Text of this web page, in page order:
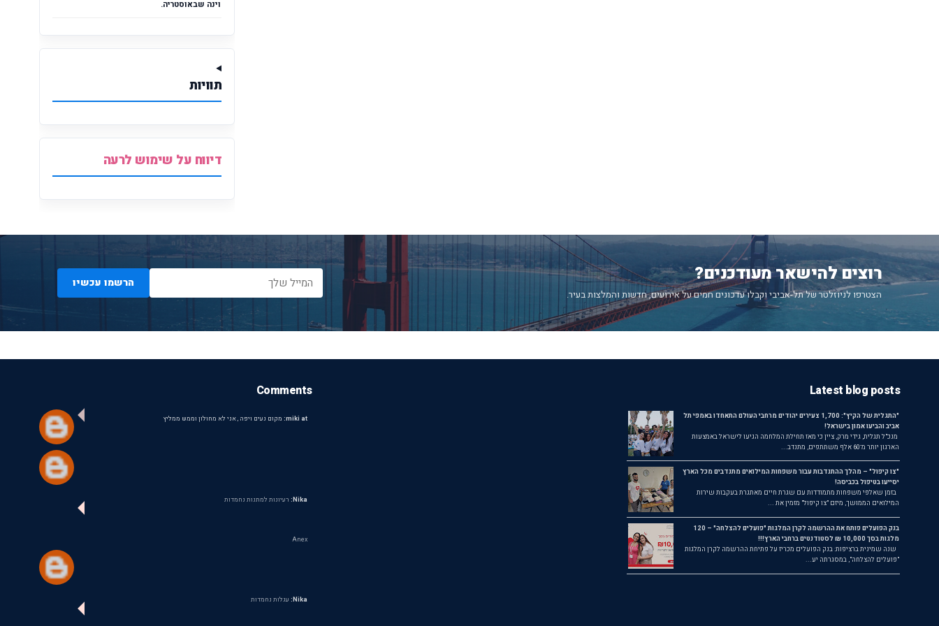
וינה שבאוסטריה.
תוויות
דיווח על שימוש לרעה
רוצים להישאר מעודכנים?
הצטרפו לניוזלטר של תל-אביבי וקבלו עדכונים חמים על אירועים, חדשות והמלצות בעיר.
הרשמו עכשיו
Latest blog posts
"התגלית של הקיץ": 1,700 צעירים יהודים מרחבי העולם התאחדו באמפי תל
אביב והביעו אמון בישראל!
מנכ"ל תגלית, גידי מרק, ציין כי מאז תחילת המלחמה הגיעו לישראל באמצעות
הארגון יותר מ־60 אלף משתתפים, מתנדב...
"צו קיפול" – מהלך ההתנדבות עבור משפחות המילואים מתנדבים מכל הארץ
יסייעו בטיפול בכביסה!
בזמן שאלפי משפחות מתמודדות עם שגרת חיים מאתגרת בעקבות שירות
המילואים הממושך, מיזם "צו קיפול" מזמין את ...
בנק הפועלים פותח את ההרשמה לקרן המלגות "פועלים להצלחה" – 120
מלגות בסך 10,000 ₪ לסטודנטים ברחבי הארץ!!!
שנה שמינית ברציפות: בנק הפועלים מכריז על פתיחת ההרשמה לקרן המלגות
"פועלים להצלחה", במסגרתה יע...
Comments
miki at: מקום נעים ויפה , אני לא מחולון וממש ממליץ
Nika: רעיונות למתנות נחמדות
Anex
Nika: עגלות נחמדות